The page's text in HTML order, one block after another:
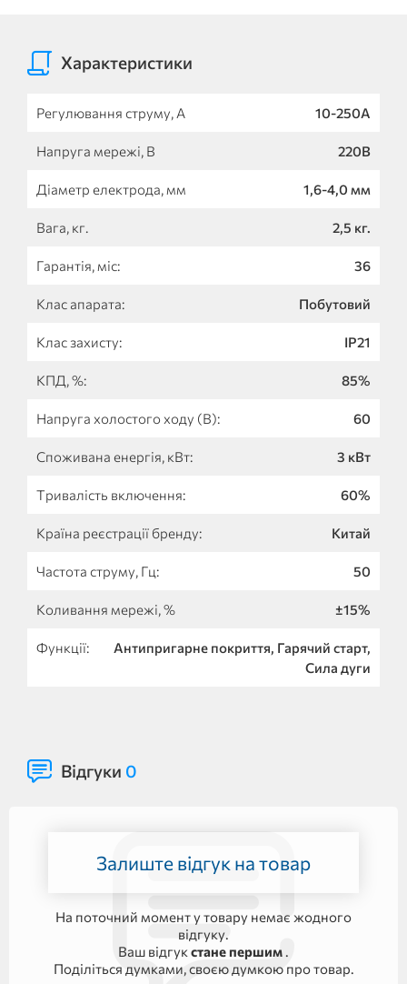
Характеристики
Регулювання струму, А 10-250А
Напруга мережі, В 220В
Діаметр електрода, мм 1,6-4,0 мм
Вага, кг. 2,5 кг.
Гарантія, міс: 36
Клас апарата: Побутовий
Клас захисту: IP21
КПД, %: 85%
Напруга холостого ходу (В): 60
Споживана енергія, кВт: 3 кВт
Тривалість включення: 60%
Країна реєстрації бренду: Китай
Частота струму, Гц: 50
Коливання мережі, % ±15%
Функції:
Антипригарне покриття, Гарячий старт,
Сила дуги
Відгуки 0
Залиште відгук на товар
На поточний момент у товару немає жодного
відгуку.
Ваш відгук стане першим .
Поділіться думками, своєю думкою про товар.